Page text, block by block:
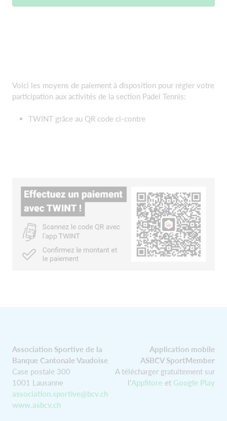
Voici les moyens de paiement à disposition pour régler votre
participation aux activités de la section Padel Tennis:
TWINT grâce au QR code ci-contre
Application mobile
ASBCV SportMember
A télécharger gratuitement sur
l'AppStore et Google Play
Association Sportive de la
Banque Cantonale Vaudoise
Case postale 300
1001 Lausanne
association.sportive@bcv.ch
www.asbcv.ch